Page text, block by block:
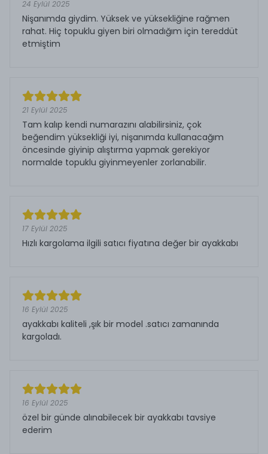
24 Eylül 2025
Nişanımda giydim. Yüksek ve yüksekliğine rağmen
rahat. Hiç topuklu giyen biri olmadığım için tereddüt
etmiştim
21 Eylül 2025
Tam kalıp kendi numarazını alabilirsiniz, çok
beğendim yüksekliği iyi, nişanımda kullanacağım
öncesinde giyinip alıştırma yapmak gerekiyor
normalde topuklu giyinmeyenler zorlanabilir.
17 Eylül 2025
Hızlı kargolama ilgili satıcı fiyatına değer bir ayakkabı
16 Eylül 2025
ayakkabı kaliteli ,şık bir model .satıcı zamanında
kargoladı.
16 Eylül 2025
özel bir günde alınabilecek bir ayakkabı tavsiye
ederim